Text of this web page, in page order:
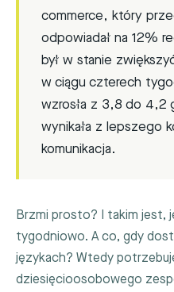
commerce, który
odpowiadał na 12%
był w stanie
w ciągu czterech
wzrosła z 3,8 do 4,2
wynikała z lepszego
komunikacja.
Brzmi prosto? I takim jest,
tygodniowo. A co, gdy
językach? Wtedy
dziesięcioosobowego